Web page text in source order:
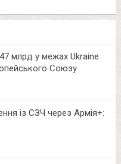
млрд у межах Ukraine
Союзу
із СЗЧ через Армія+: